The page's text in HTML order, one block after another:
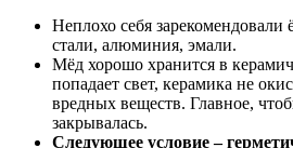
Неплохо себя
стали, алюминия, эмали.
Мёд хорошо хранится в
попадает свет, керамика не
вредных веществ. Главное,
закрывалась.
Следующее условие –